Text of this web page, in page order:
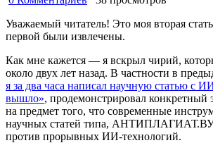
Уважаемый читатель! Это моя вторая
первой были извлечены.
Как мне кажется — я вскрыл чирий,
около двух лет назад. В частности в
я за два часа написал научную статью с
вышло», продемонстрировал конкретный
на предмет того, что современные
научных статей типа,
против прорывных ИИ‑технологий.